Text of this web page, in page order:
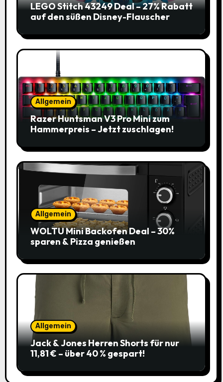
LEGO Stitch 43249 Deal – 27% Rabatt
auf den süßen Disney-Flauscher
Allgemein
Razer Huntsman V3 Pro Mini zum
Hammerpreis – Jetzt zuschlagen!
Allgemein
WOLTU Mini Backofen Deal – 30%
sparen & Pizza genießen
Allgemein
Jack & Jones Herren Shorts für nur
11,81 € – über 40 % gespart!